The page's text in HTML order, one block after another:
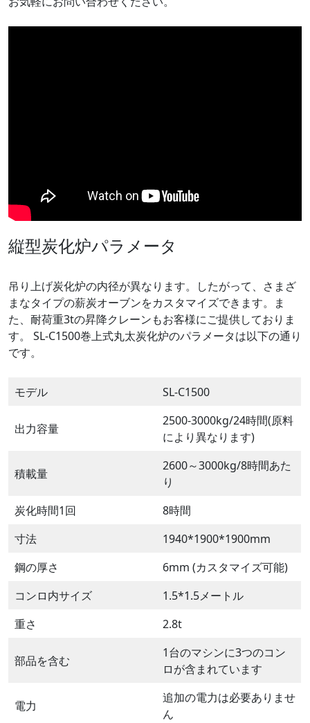
縦型炭化炉パラメータ
吊り上げ炭化炉の内径が異なります。したがって、さまざ
まなタイプの薪炭オーブンをカスタマイズできます。ま
た、耐荷重3tの昇降クレーンもお客様にご提供しておりま
す。 SL-C1500巻上式丸太炭化炉のパラメータは以下の通り
です。
モデル SL-C1500
出力容量
2500-3000kg/24時間(原料
により異なります)
積載量
2600～3000kg/8時間あた
り
炭化時間1回
8時間
寸法
1940*1900*1900mm
鋼の厚さ
6mm (カスタマイズ可能)
コンロ内サイズ
1.5*1.5メートル
重さ
2.8t
部品を含む
1台のマシンに3つのコン
ロが含まれています
電力
追加の電力は必要ありませ
ん